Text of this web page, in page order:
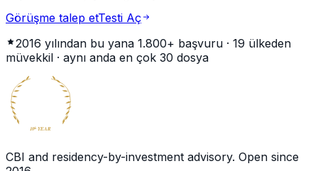
Görüşme talep etTesti Aç
2016 yılından bu yana 1.800+ başvuru · 19 ülkeden
müvekkil · aynı anda en çok 30 dosya
10th YEAR
CBI and residency-by-investment advisory. Open since